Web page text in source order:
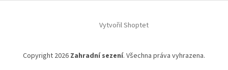
Vytvořil Shoptet
Copyright 2026 Zahradní sezení. Všechna práva vyhrazena.